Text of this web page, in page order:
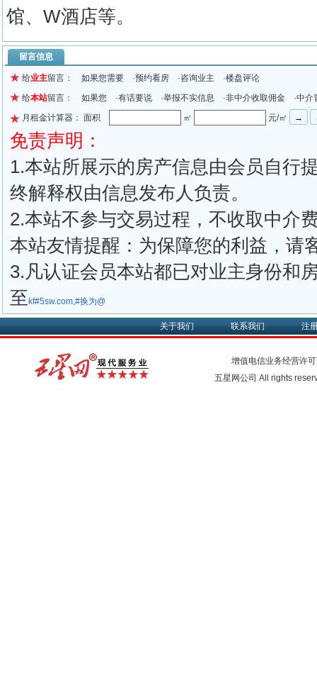
馆、W酒店等。
留言信息
给业主留言： 如果您需要 ·预约看房 ·咨询业主 ·楼盘评论
给本站留言： 如果您 ·有话要说 ·举报不实信息 ·非中介收取佣金 ·中介
月租金计算器： 面积
㎡ 元/㎡
免责声明：
1.本站所展示的房产信息由会员自行
终解释权由信息发布人负责。
2.本站不参与交易过程，不收取中介
本站友情提醒：为保障您的利益，请
3.凡认证会员本站都已对业主身份和
至 kf#5sw.com,#换为@
关于我们 联系我们 注
增值电信业务经营许
五星网公司 All rights